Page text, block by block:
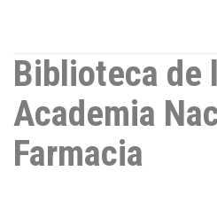
Biblioteca de
Academia
Farmacia